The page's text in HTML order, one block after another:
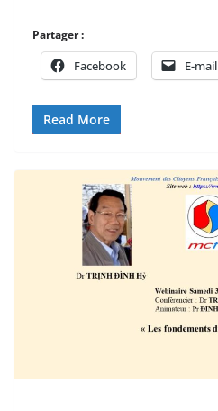
Partager :
Facebook E-mail
Read More